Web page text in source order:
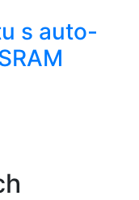
s auto-